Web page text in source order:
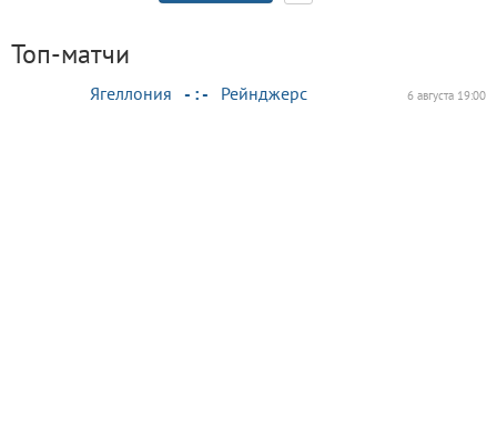
Топ-матчи
Ягеллония Рейнджерс
- : - 6 августа 19:00